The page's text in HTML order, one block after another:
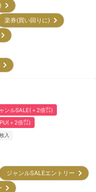
)
楽券(買い回りに)
ンルSALE(＋2倍㌽)
＋2倍㌽)
入
ジャンルSALEエントリー